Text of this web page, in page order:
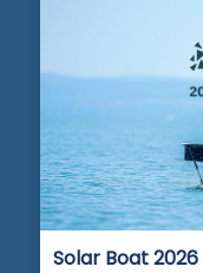
Solar Boat 2026